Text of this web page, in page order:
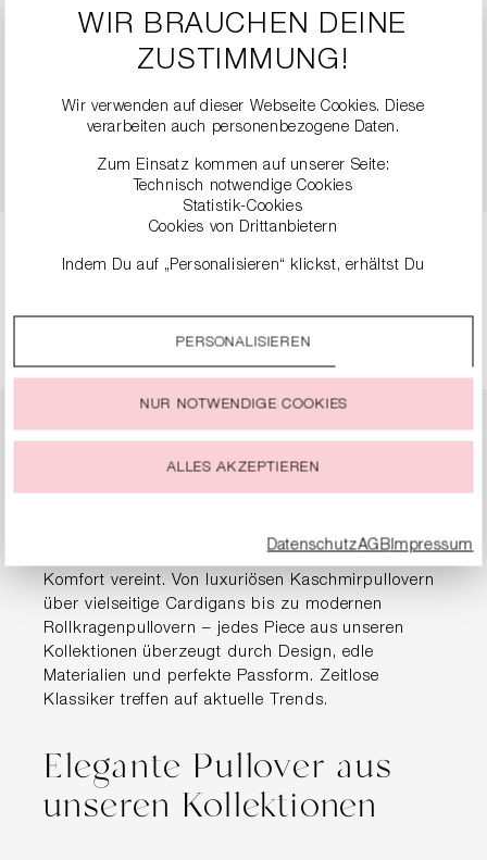
FEINES STRICKSHIRT
STRICKSHIRT MIT
89,90 € 179,00 €
Pullover & Strick für
Damen
Entdecke exquisite Strickmode, die Eleganz mit
Komfort vereint. Von luxuriösen Kaschmirpullovern
über vielseitige Cardigans bis zu modernen
Rollkragenpullovern – jedes Piece aus unseren
Kollektionen überzeugt durch Design, edle
Materialien und perfekte Passform. Zeitlose
Klassiker treffen auf aktuelle Trends.
Elegante Pullover aus
unseren Kollektionen
WIR BRAUCHEN DEINE
ZUSTIMMUNG!
Wir verwenden auf dieser Webseite Cookies. Diese
verarbeiten auch personenbezogene Daten.
Zum Einsatz kommen auf unserer Seite:
Technisch notwendige Cookies
Statistik-Cookies
Cookies von Drittanbietern
Indem Du auf „Personalisieren“ klickst, erhältst Du
Durch einen Klick auf das Auswahlfeld „Alle akzeptieren“
stimmst Du der Verwendung aller Cookies zu, die unter
jeder Zeit ändern oder widerrufen.
PERSONALISIEREN
NUR NOTWENDIGE COOKIES
ALLES AKZEPTIEREN
DatenschutzAGBImpressum